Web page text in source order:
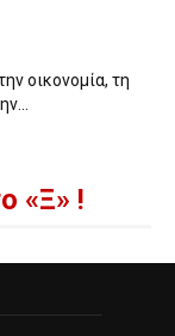
οικονομία, τη
«Ξ» !